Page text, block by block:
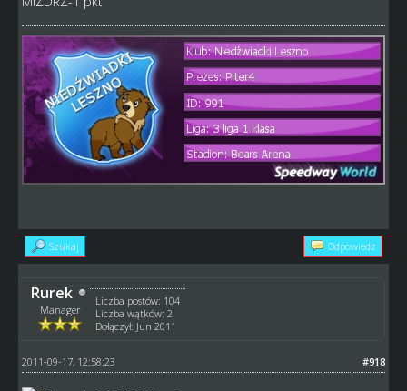
Szukaj Odpowiedz
Rurek
Manager
Liczba postów: 104
Liczba wątków: 2
Dołączył: Jun 2011
#918
2011-09-17, 12:58:23